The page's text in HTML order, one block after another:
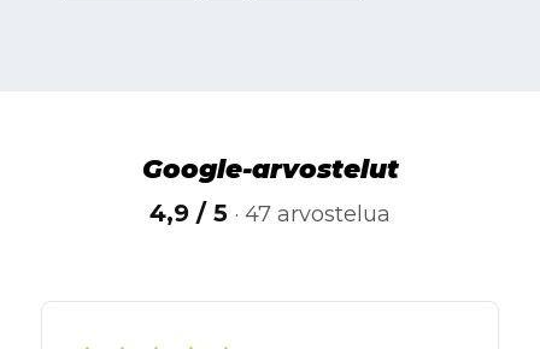
Google-arvostelut
4,9 / 5 · 47 arvostelua